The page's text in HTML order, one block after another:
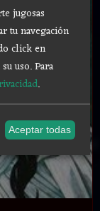
jugosas
tu navegación
click en
uso.Para
.
Aceptar todas